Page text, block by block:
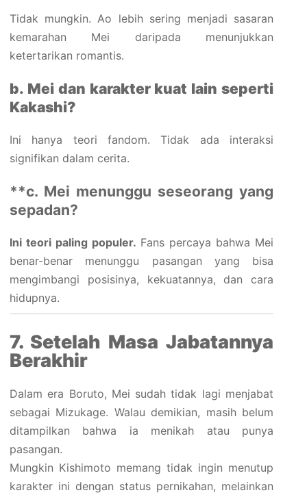
Tidak mungkin. Ao lebih sering menjadi sasaran
kemarahan Mei daripada menunjukkan
ketertarikan romantis.
b. Mei dan karakter kuat lain seperti
Kakashi?
Ini hanya teori fandom. Tidak ada interaksi
signifikan dalam cerita.
**c. Mei menunggu seseorang yang
sepadan?
Ini teori paling populer. Fans percaya bahwa Mei
benar-benar menunggu pasangan yang bisa
mengimbangi posisinya, kekuatannya, dan cara
hidupnya.
7. Setelah Masa Jabatannya
Berakhir
Dalam era Boruto, Mei sudah tidak lagi menjabat
sebagai Mizukage. Walau demikian, masih belum
ditampilkan bahwa ia menikah atau punya
pasangan.
Mungkin Kishimoto memang tidak ingin menutup
karakter ini dengan status pernikahan, melainkan